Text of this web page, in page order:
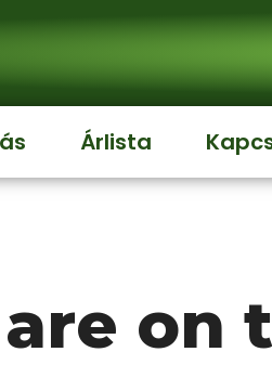
Árlista
on